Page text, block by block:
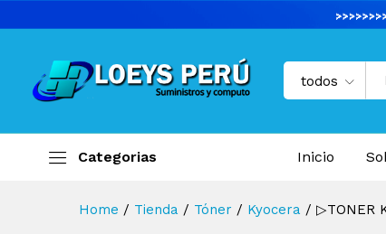
todos
Categorias Inicio
Home / Tienda / Tóner / Kyocera / ▷TONER
Descripción del producto